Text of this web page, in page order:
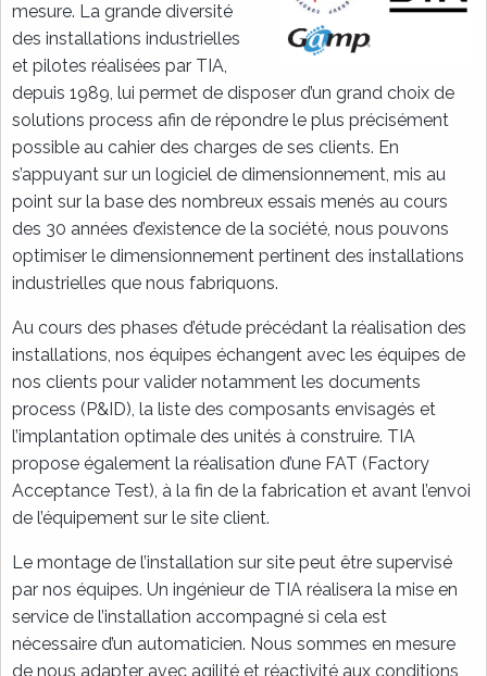
mesure. La grande diversité
des installations industrielles
et pilotes réalisées par TIA,
depuis 1989, lui permet de disposer d’un grand choix de
solutions process afin de répondre le plus précisément
possible au cahier des charges de ses clients. En
s’appuyant sur un logiciel de dimensionnement, mis au
point sur la base des nombreux essais menés au cours
des 30 années d’existence de la société, nous pouvons
optimiser le dimensionnement pertinent des installations
industrielles que nous fabriquons.
Au cours des phases d’étude précédant la réalisation des
installations, nos équipes échangent avec les équipes de
nos clients pour valider notamment les documents
process (P&ID), la liste des composants envisagés et
l’implantation optimale des unités à construire. TIA
propose également la réalisation d’une FAT (Factory
Acceptance Test), à la fin de la fabrication et avant l’envoi
de l’équipement sur le site client.
Le montage de l’installation sur site peut être supervisé
par nos équipes. Un ingénieur de TIA réalisera la mise en
service de l’installation accompagné si cela est
nécessaire d’un automaticien. Nous sommes en mesure
de nous adapter avec agilité et réactivité aux conditions